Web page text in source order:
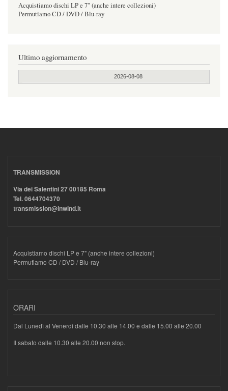
Acquistiamo dischi LP e 7" (anche intere collezioni)
Permutiamo CD / DVD / Blu-ray
Ultimo aggiornamento
2026-08-08
TRANSMISSION
Via dei Salentini 27 00185 Roma
Tel. 0644704370
transmission@inwind.it
Acquistiamo dischi LP e 7" (anche intere collezioni)
Permutiamo CD / DVD / Blu-ray
ORARI
Dal Lunedì al Venerdì dalle 10.30 alle 14.00 e dalle 15.00 alle 20.00
Il sabato dalle 10.30 alle 20.00 non stop.